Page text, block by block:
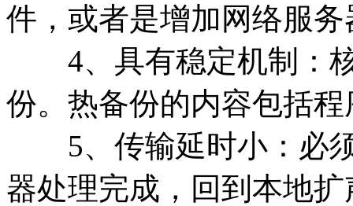
件，或者是增加网络服务
4、具有稳定机制：核
份。热备份的内容包括
5、传输延时小：必须
器处理完成，回到本地